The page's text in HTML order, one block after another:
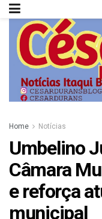
Home Notícias
Umbelino
Câmara
e reforça
municipal